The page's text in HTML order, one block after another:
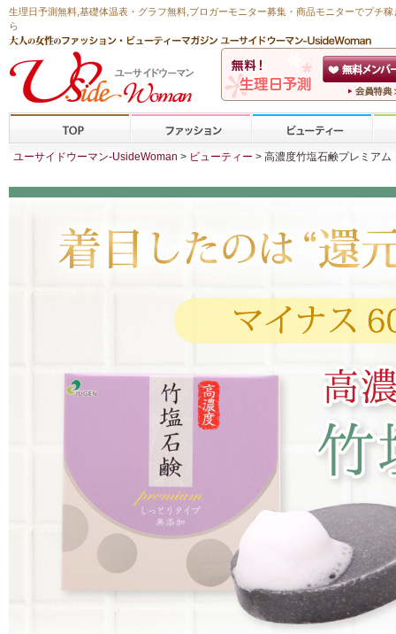
生理日予測無料 基礎体温表・グラフ無料 ,ブロガーモニター募集・商品モニターでプチ稼
ら
ユーサイドウーマン-UsideWoman > ビューティー > 高濃度竹塩石鹸プレミアム